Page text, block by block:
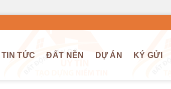
TIN TỨC ĐẤT NỀN DỰ ÁN KÝ GỬI